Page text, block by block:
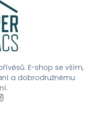
E-shop se vším,
a dobrodružnému